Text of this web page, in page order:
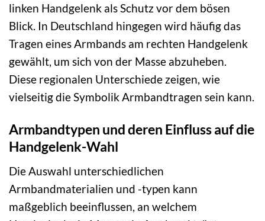
linken Handgelenk als Schutz vor dem bösen
Blick. In Deutschland hingegen wird häufig das
Tragen eines Armbands am rechten Handgelenk
gewählt, um sich von der Masse abzuheben.
Diese regionalen Unterschiede zeigen, wie
vielseitig die Symbolik Armbandtragen sein kann.
Armbandtypen und deren Einfluss auf die
Handgelenk-Wahl
Die Auswahl unterschiedlichen
Armbandmaterialien und -typen kann
maßgeblich beeinflussen, an welchem